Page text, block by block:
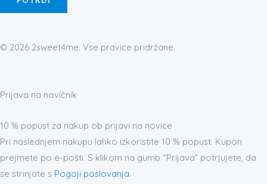
© 2026 2sweet4me. Vse pravice pridržane.
Prijava na novičnik
10 % popust za nakup ob prijavi na novice
Pri naslednjem nakupu lahko izkoristite 10 % popust. Kupon
prejmete po e-pošti. S klikom na gumb “Prijava” potrjujete, da
se strinjate s Pogoji poslovanja.